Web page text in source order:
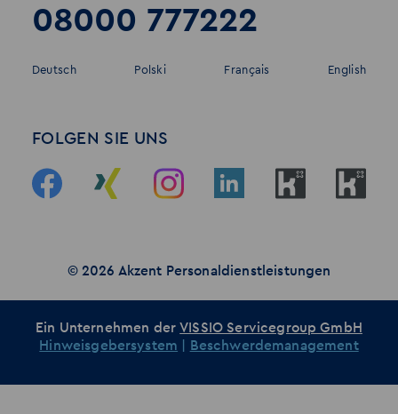
08000 777222
Deutsch Polski Français English
FOLGEN SIE UNS
© 2026 Akzent Personaldienstleistungen
Ein Unternehmen derVISSIO Servicegroup GmbH
Hinweisgebersystem
Beschwerdemanagement